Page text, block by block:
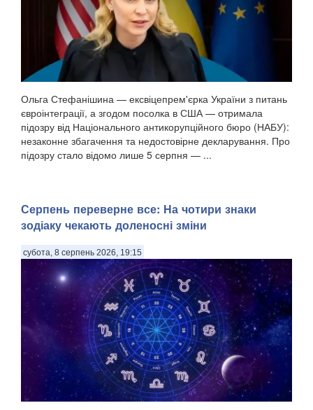
Ольга Стефанішина — ексвіцепрем'єрка України з питань
євроінтеграції, а згодом посолка в США — отримала
підозру від Національного антикорупційного бюро (НАБУ):
незаконне збагачення та недостовірне декларування. Про
підозру стало відомо лише 5 серпня — ...
Серпень переверне все: На чотири знаки
зодіаку чекають доленосні зміни
субота, 8 серпень 2026, 19:15